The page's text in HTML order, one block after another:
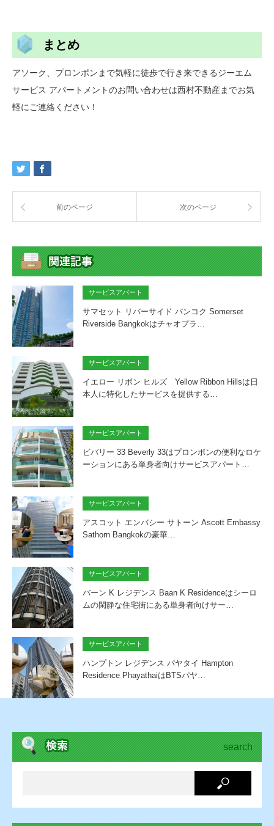
まとめ
アソーク、プロンポンまで気軽に徒歩で行き来できるジーエム
サービス アパートメントのお問い合わせは西村不動産までお気
軽にご連絡ください！
前のページ 次のページ
サービスアパート
サマセット リバーサイド バンコク Somerset
Riverside Bangkokはチャオプラ…
サービスアパート
イエロー リボン ヒルズ Yellow Ribbon Hillsは日
本人に特化したサービスを提供する…
サービスアパート
ビバリー 33 Beverly 33はプロンポンの便利なロケ
ーションにある単身者向けサービスアパート…
サービスアパート
アスコット エンバシー サトーン Ascott Embassy
Sathorn Bangkokの豪華…
サービスアパート
バーン K レジデンス Baan K Residenceはシーロ
ムの閑静な住宅街にある単身者向けサー…
サービスアパート
ハンプトン レジデンス パヤタイ Hampton
Residence PhayathaiはBTSパヤ…
search